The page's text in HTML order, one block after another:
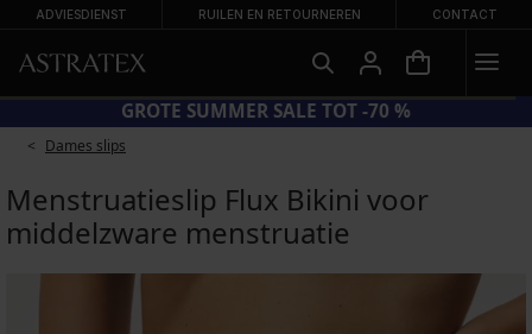
ADVIESDIENST RUILEN EN RETOURNEREN CONTACT
CODE BRA20 = BH'S -20%
Dames slips
Menstruatieslip Flux Bikini voor
middelzware menstruatie